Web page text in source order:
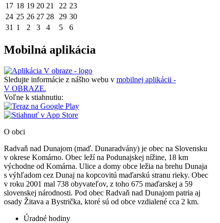
17 18 19 20 21 22 23
24 25 26 27 28 29 30
31 1 2 3 4 5 6
Mobilná aplikácia
Sledujte informácie z nášho webu v mobilnej aplikácii -
V OBRAZE.
Voľne k stiahnutiu:
O obci
Radvaň nad Dunajom (maď. Dunaradvány) je obec na Slovensku
v okrese Komárno. Obec leží na Podunajskej nížine, 18 km
východne od Komárna. Ulice a domy obce ležia na brehu Dunaja
s výhľadom cez Dunaj na kopcovitú maďarskú stranu rieky. Obec
v roku 2001 mal 738 obyvateľov, z toho 675 maďarskej a 59
slovenskej národnosti. Pod obec Radvaň nad Dunajom patria aj
osady Žitava a Bystrička, ktoré sú od obce vzdialené cca 2 km.
Úradné hodiny